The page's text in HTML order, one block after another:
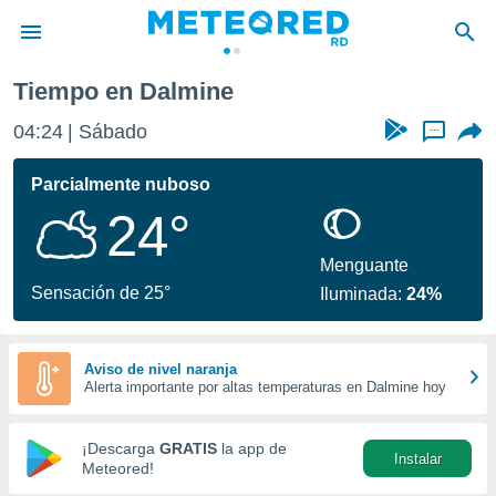
de
ha sido
que se
calidad.
a este
las
y
forma
digital
basada
Tiempo en Dalmine
04:24 Sábado ...
Parcialmente nuboso
24°
Sensación de 25°
Menguante
Iluminada:24%
Aviso de nivel naranja
Alerta importante por altas temperaturas en Dalmine hoy
¡Descarga GRATIS la app de
Meteored!
Instalar